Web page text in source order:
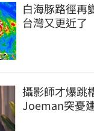
白海豚路徑再
台灣又更近了
攝影師才爆跳
Joeman突憂
「其實我很清